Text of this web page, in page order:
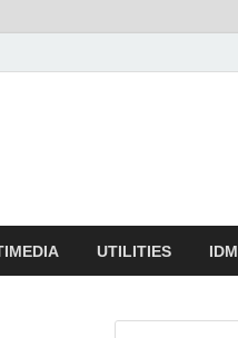
UTILITIES IDM